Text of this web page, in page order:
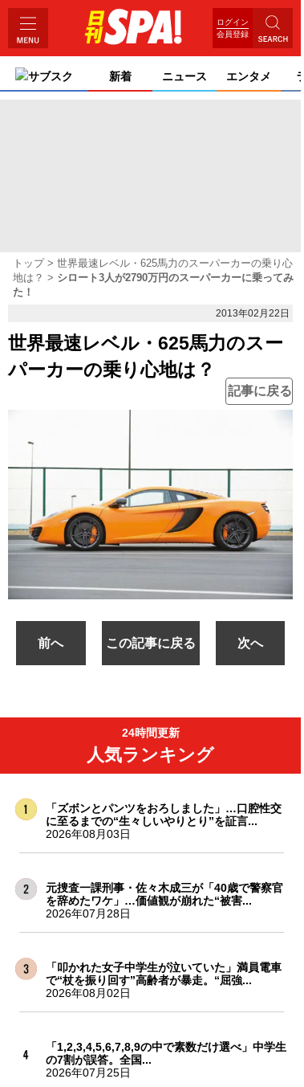
ログイン
会員登録
サブスク 新着 ニュース エンタメ
トップ
世界最速レベル・625馬力のスーパーカーの乗り心
地は？
シロート3人が2790万円のスーパーカーに乗ってみ
た！
2013年02月22日
世界最速レベル・625馬力のスー
パーカーの乗り心地は？
記事に戻る
前へ この記事に戻る 次へ
24時間更新
人気ランキング
「ズボンとパンツをおろしました」…口腔性交
に至るまでの“生々しいやりとり”を証言...
2026年08月03日
元捜査一課刑事・佐々木成三が「40歳で警察官
を辞めたワケ」…価値観が崩れた“被害...
2026年07月28日
「叩かれた女子中学生が泣いていた」満員電車
で“杖を振り回す”高齢者が暴走。“屈強...
2026年08月02日
「1,2,3,4,5,6,7,8,9の中で素数だけ選べ」中学生
の7割が誤答。全国...
2026年07月25日